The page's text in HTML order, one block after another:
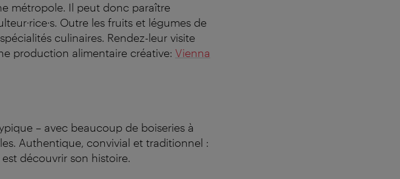
métropole. Il peut donc paraître
Outre les fruits et légumes de
culinaires. Rendez-leur visite
production alimentaire créative: Vienna
– avec beaucoup de boiseries à
Authentique, convivial et traditionnel :
découvrir son histoire.